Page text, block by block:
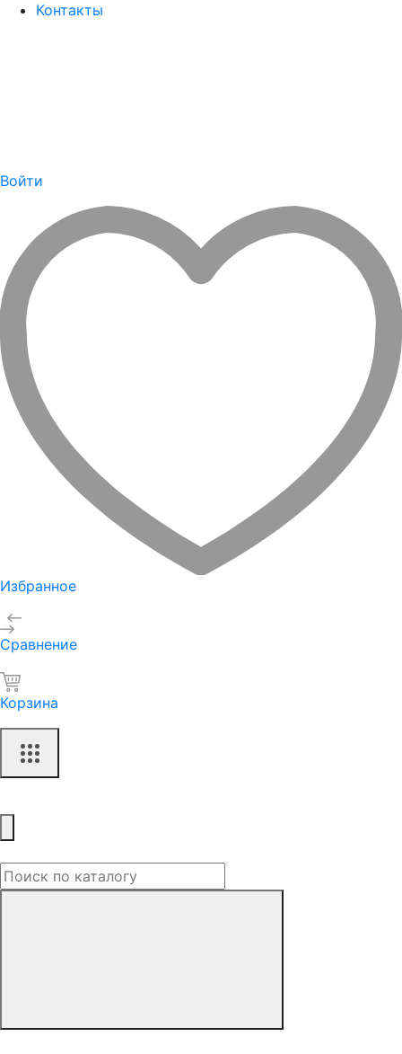
Контакты
Войти
Избранное
Сравнение
Корзина